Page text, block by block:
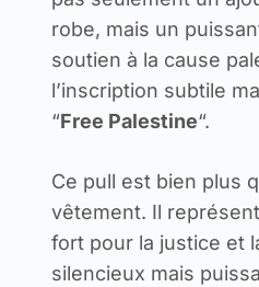
robe, mais un
soutien à la cause
l’inscription subtile
“Free Palestine“.
Ce pull est bien plus
vêtement. Il
fort pour la justice et
silencieux mais